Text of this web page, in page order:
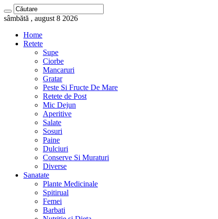
sâmbătă , august 8 2026
Home
Retete
Supe
Ciorbe
Mancaruri
Gratar
Peste Si Fructe De Mare
Retete de Post
Mic Dejun
Aperitive
Salate
Sosuri
Paine
Dulciuri
Conserve Si Muraturi
Diverse
Sanatate
Plante Medicinale
Spitirual
Femei
Barbati